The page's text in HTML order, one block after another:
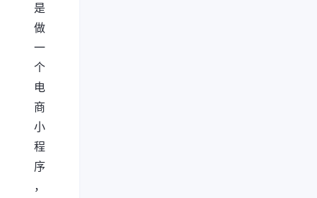
是
做
一
个
电
商
小
程
序
，